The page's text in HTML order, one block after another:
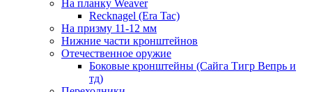
На планку Weaver
Recknagel (Era Tac)
На призму 11-12 мм
Нижние части кронштейнов
Отечественное оружие
Боковые кронштейны (Сайга Тигр Вепрь и
тд)